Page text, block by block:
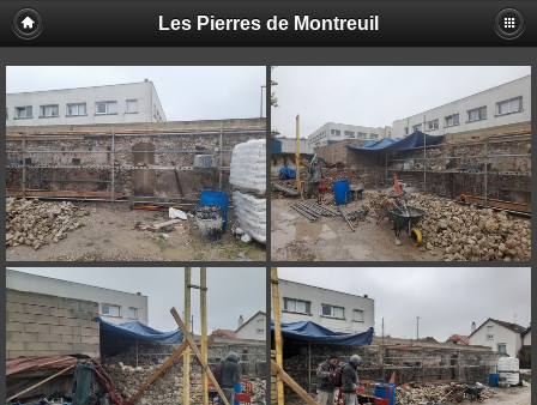
Les Pierres de Montreuil